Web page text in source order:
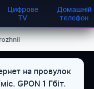
Цифрове
TV
Домашній
телефон
на провулок
GPON 1 Гбіт.